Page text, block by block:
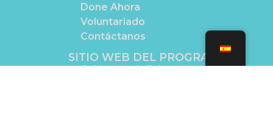
Done Ahora
Voluntariado
Contáctanos
SITIO WEB DEL PROGRAMA
Galápagos Infinito